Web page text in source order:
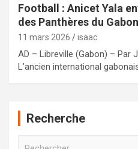
Football : Anicet Yala
des Panthères du Gabon
11 mars 2026 isaac
AD – Libreville (Gabon) – Par
L’ancien international
Recherche